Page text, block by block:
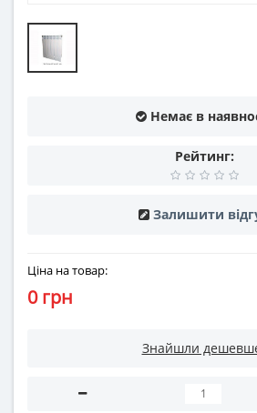
Немає в
Рейтинг:
Залишити
Ціна на товар:
0 грн
Знайшли